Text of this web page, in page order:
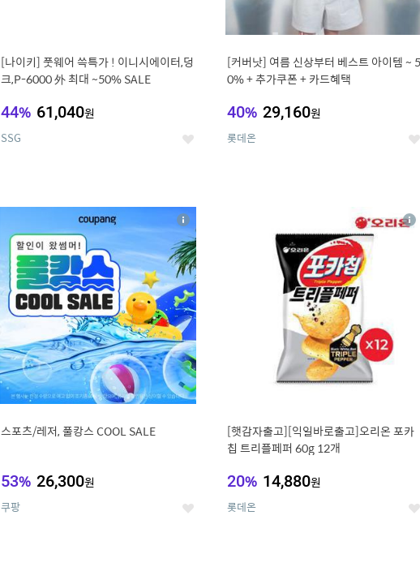
[나이키] 풋웨어 쓱특가 ! 이니시에이터,덩
크,P-6000 外 최대 ~50% SALE
44% 61,040원
SSG 좋
[커버낫] 여름 신상부터 베스트 아이템 ~ 5
0% + 추가쿠폰 + 카드혜택
40% 29,160원
롯데온 좋
18
스포츠/레저, 풀캉스 COOL SALE
53% 26,300원
쿠팡 좋
상
세
[햇감자출고][익일바로출고]오리온 포카
칩 트리플페퍼 60g 12개
20% 14,880원
롯데온 좋
상